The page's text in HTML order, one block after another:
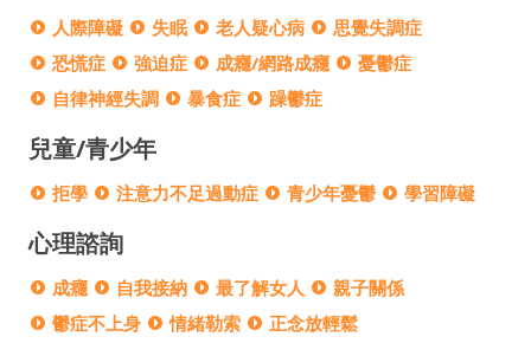
人際障礙 失眠 老人疑心病
思覺失調症
恐慌症
強迫症 成癮/網路成癮
憂鬱症
自律神經失調
暴食症 躁鬱症
兒童/青少年
拒學 注意力不足過動症 青少年憂鬱 學習障礙
心理諮詢
成癮 自我接納 最了解女人
親子關係
鬱症不上身
情緒勒索 正念放輕鬆